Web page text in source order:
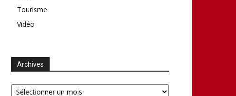
Tourisme
Vidéo
Archives
Archives